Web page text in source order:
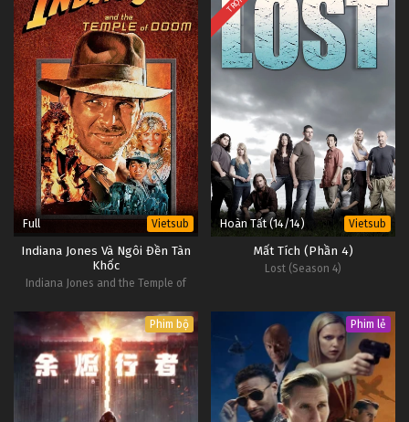
Full Vietsub
Indiana Jones Và Ngôi Đền Tàn
Khốc
Indiana Jones and the Temple of
Hoàn Tất (14/14) Vietsub
Mất Tích (Phần 4)
Lost (Season 4)
Phim bộ Phim lẻ